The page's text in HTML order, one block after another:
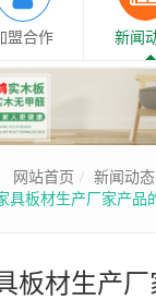
盟合作 新闻
网站首页
新闻动态
具板材生产厂家产品
板材生产